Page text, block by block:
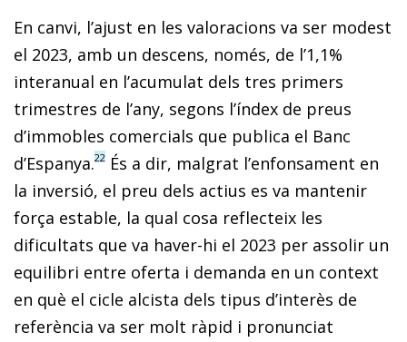
En canvi, l’ajust en les valoracions va ser modest
el 2023, amb un descens, només, de l’1,1%
interanual en l’acumulat dels tres primers
trimestres de l’any, segons l’índex de preus
d’immobles comercials que publica el Banc
d’Espanya.22 És a dir, malgrat l’enfonsament en
la inversió, el preu dels actius es va mantenir
força estable, la qual cosa reflecteix les
dificultats que va haver-hi el 2023 per assolir un
equilibri entre oferta i demanda en un context
en què el cicle alcista dels tipus d’interès de
referència va ser molt ràpid i pronunciat